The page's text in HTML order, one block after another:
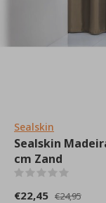
Sealskin
Sealskin
cm Zand
€22,45 €24,95